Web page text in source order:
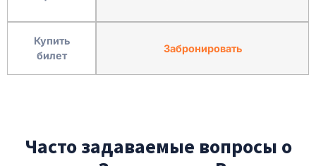
Купить
билет
Забронировать
Часто задаваемые вопросы о